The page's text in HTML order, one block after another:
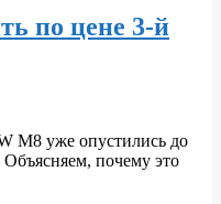
по цене 3-й
уже опустились до
почему это